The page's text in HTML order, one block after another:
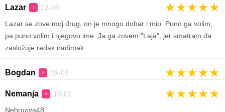
Lazar ♀ 12-03 ★★★★★
Lazar se zove moj drug, on je mnogo dobar i mio. Puno ga volim,
pa puno volim i njegovo ime. Ja ga zovem "Laja", jer smatram da
zaslužuje redak nadimak.
Bogdan ♀ 26-02 ★★★★★
Nemanja ♀ 10-01 ★★★★★
Nehruova48